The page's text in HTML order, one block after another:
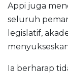
Appi juga
seluruh
legislatif,
Ia berharap